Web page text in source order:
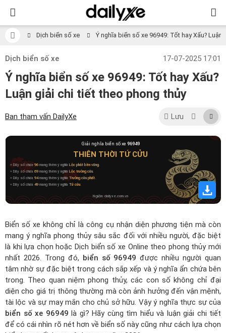
Dịch biển số xe Ý nghĩa biển số xe 96949: Tốt hay Xấu?
Dịch biển số xe 17-07-2025 17:01
Ý nghĩa biển số xe 96949: Tốt hay Xấu?
Luận giải chi tiết theo phong thủy
Ban tham vấn DailyXe Lưu
Giải nghĩa biển số xe 96949
THIÊN THỜI TỨ CỬU
» Dãy số chứa96 mang thêm ý nghĩa Lộc phát bền vững.
» Dãy số chứa 69 mang thêm ý nghĩaLộc trường cửu.
» Dãy số chứa 94mang thêm ý nghĩaTrường cửu phất.
» Dãy số chứa 49 mang thêm ý nghĩa Tứ cửu.
Nguồn: dailyxe.com.vn
Biển số xe không chỉ là công cụ nhận diện phương tiện mà còn
mang ý nghĩa phong thủy sâu sắc đối với nhiều người, đặc biệt
là khi lựa chọn hoặcDịch biển số xe Online theo phong thủy mới
nhất 2026. Trong đó, biển số 96949 được nhiều người quan
tâm nhờ sự đặc biệt trong cách sắp xếp và ý nghĩa ẩn chứa bên
trong. Theo quan niệm phong thủy, các con số không chỉ đại
diện cho giá trị thông thường mà còn ảnh hưởng đến vận mệnh,
tài lộc và sự may mắn cho chủ sở hữu. Vậy ý nghĩa thực sự của
biển số xe 96949 là gì? Hãy cùng tìm hiểu và luận giải chi tiết
để có cái nhìn rõ nét hơn về biển số này cũng như cách lựa chọn